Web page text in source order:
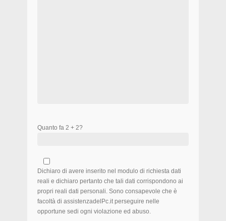
Quanto fa 2 + 2?
Dichiaro di avere inserito nel modulo di richiesta dati
reali e dichiaro pertanto che tali dati corrispondono ai
propri reali dati personali. Sono consapevole che è
facoltà di assistenzadelPc.it perseguire nelle
opportune sedi ogni violazione ed abuso.